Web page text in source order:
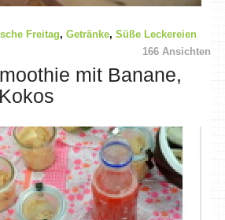
Freitag, Getränke, Süße Leckereien
166 Ansichten
mit Banane,